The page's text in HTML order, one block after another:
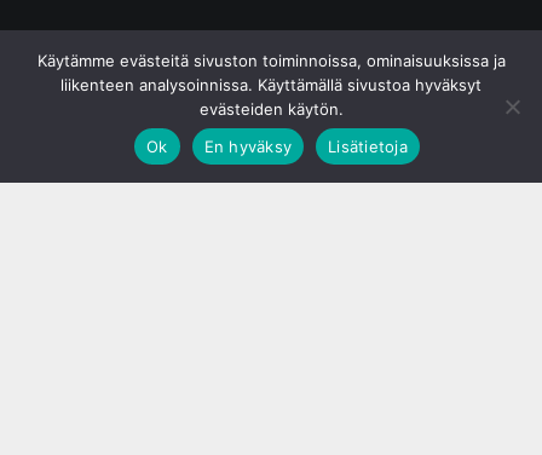
Käytämme evästeitä sivuston toiminnoissa, ominaisuuksissa ja
liikenteen analysoinnissa. Käyttämällä sivustoa hyväksyt
evästeiden käytön.
Ok
En hyväksy Lisätietoja